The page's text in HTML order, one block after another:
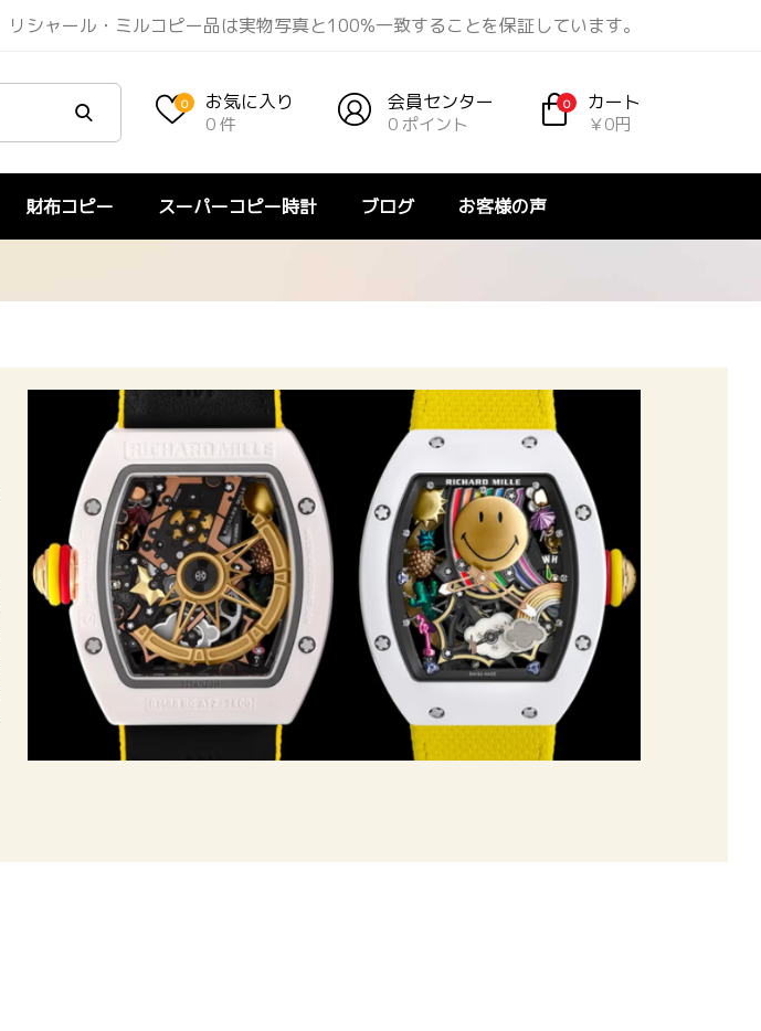
リシャール・ミルコピー品は実物写真と100%一致することを保証しています。
0 お気に入り
0 件
会員センター
0 ポイント
0 カート
￥0円
財布コピー スーパーコピー時計 ブログ お客様の声